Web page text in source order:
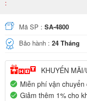
:
Mã SP : SA-4800
Bảo hành : 24 Tháng
KHUYẾN
Miễn phí vận
Giảm thêm 1% cho